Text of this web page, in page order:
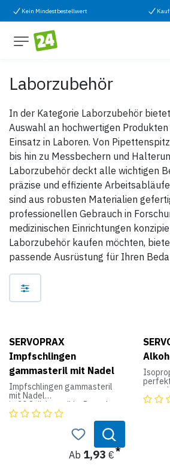
Zum Inhalt springen
Kein Mindestbestellwert
Laborzubehör
In der Kategorie Laborzubehör
Auswahl an hochwertigen
Einsatz in Laboren. Von
bis hin zu Messbechern und
Laborzubehör deckt alle wichtigen
präzise und effiziente
sind aus robusten Materialien
professionellen Gebrauch in
medizinischen Einrichtungen
Laborzubehör kaufen möchten,
passende Ausrüstung für Ihren
SERVOPRAX
Impfschlingen
gammasteril mit Nadel
Impfschlingen gammasteril
mit Nadel
je 20 Stück steril im Beutel,
kein Ausglühen, kein Aerosol
Schlingengröße, aus inertem
Kunststoff, mit einseitiger
Nadel, ideal zum Beschicken
Ab 1,93 €
oder